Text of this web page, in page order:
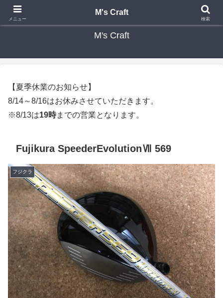
カスタムクラブ・リシャフト・修理 専門店 ゴルフ工房 エムズクラフト
M's Craft
【夏季休業のお知らせ】
8/14～8/16はお休みさせていただきます。
※8/13は19時までの営業となります。
Fujikura SpeederEvolutionⅦ 569
フジクラ
メニュー
M's Craft
検索